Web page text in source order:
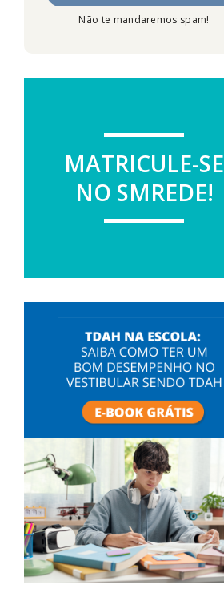
Não te mandaremos spam!
MATRICULE-SE
NO SMREDE!